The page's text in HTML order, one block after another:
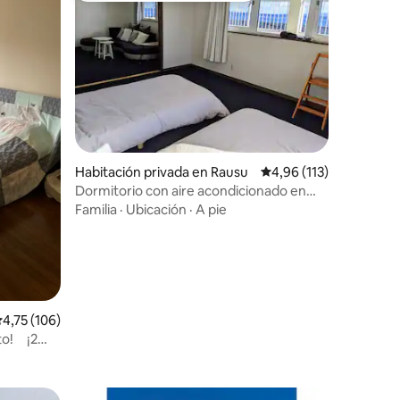
aves
un
te
promedio: 4,75 de 5. 106 evaluaciones
4,75 (106)
¡2
una
Habitación privada en Rausu Calificación promedio:
4,96 (113)
Dormitorio con aire acondicionado en
Shiretoko Rausu Casa con vista al mar
Familia · Ubicación · A pie